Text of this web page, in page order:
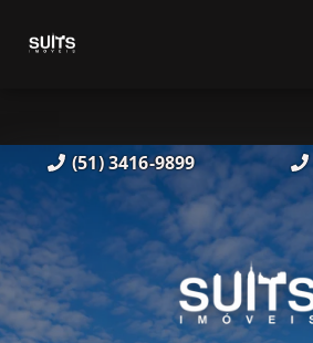
(51) 3416-9899